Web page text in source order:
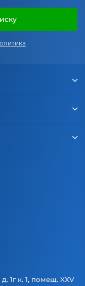
1г к. 1, помещ. XXV